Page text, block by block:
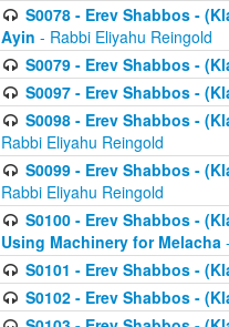
S0078 - Erev Shabbos -
Ayin - Rabbi Eliyahu Reingold
S0079 - Erev Shabbos -
S0097 - Erev Shabbos -
S0098 - Erev Shabbos -
Rabbi Eliyahu Reingold
S0099 - Erev Shabbos -
Rabbi Eliyahu Reingold
S0100 - Erev Shabbos -
Using Machinery for Melacha
S0101 - Erev Shabbos -
S0102 - Erev Shabbos -